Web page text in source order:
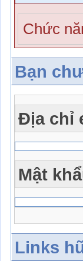
Chức
Bạn
Địa chỉ
Mật
Links